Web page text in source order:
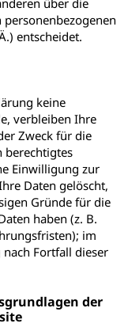
über die
entscheidet.
keine
verbleiben Ihre
Zweck für die
berechtigtes
Einwilligung zur
Daten gelöscht,
Gründe für die
haben (z. B.
im
Fortfall dieser
der